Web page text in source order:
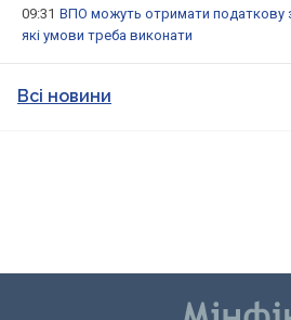
09:31 ВПО можуть отримати податкову
які умови треба виконати
Всі новини